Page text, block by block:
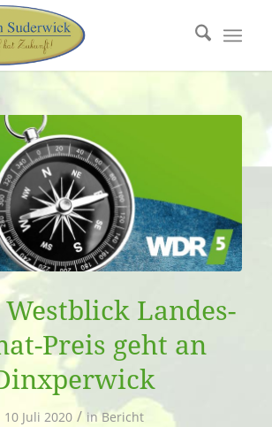
Westblick Landes-
Preis geht an
10 Juli 2020 / inBericht